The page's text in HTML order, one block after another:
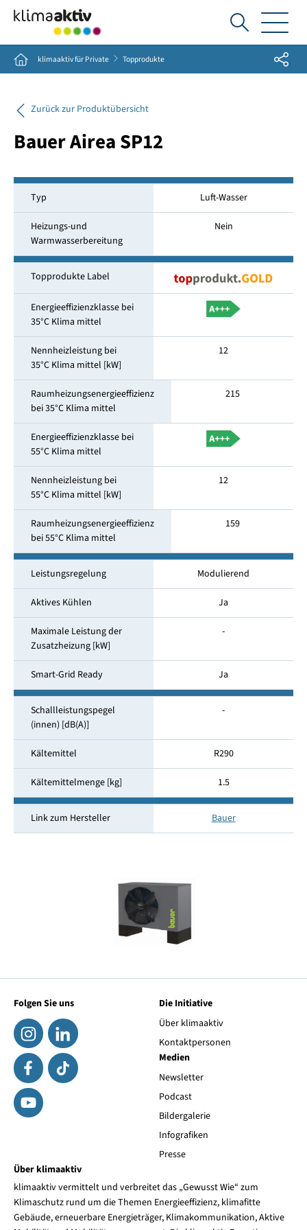
Ich
suche...
Home klimaaktiv für Private Topprodukte Share
Zurück zur Produktübersicht
Bauer Airea SP12
Typ Luft-Wasser
Heizungs-und
Warmwasserbereitung
Nein
Topprodukte Label
Energieeffizienzklasse bei
35°C Klima mittel
Nennheizleistung bei
35°C Klima mittel [kW]
12
Raumheizungsenergieeffizienz
bei 35°C Klima mittel
215
Energieeffizienzklasse bei
55°C Klima mittel
Nennheizleistung bei
55°C Klima mittel [kW]
12
Raumheizungsenergieeffizienz
bei 55°C Klima mittel
159
Leistungsregelung Modulierend
Aktives Kühlen Ja
Maximale Leistung der
Zusatzheizung [kW]
-
Smart-Grid Ready Ja
Schallleistungspegel
(innen) [dB(A)]
-
Kältemittel R290
Kältemittelmenge [kg] 1.5
Link zum Hersteller Bauer
Folgen Sie uns
Die Initiative
Über klimaaktiv
Kontaktpersonen
Medien
Newsletter
Podcast
Bildergalerie
Infografiken
Presse
Über klimaaktiv
klimaaktiv vermittelt und verbreitet das „Gewusst Wie“ zum
Klimaschutz rund um die Themen Energieeffizienz, klimafitte
Gebäude, erneuerbare Energieträger, Klimakommunikation, Aktive